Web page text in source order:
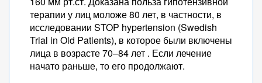
терапии у лиц моложе 80 лет, в частности, в
исследовании STOP hypertension (Swedish
Trial in Old Patients), в которое были включены
лица в возрасте 70–84 лет . Если лечение
начато раньше, то его продолжают.